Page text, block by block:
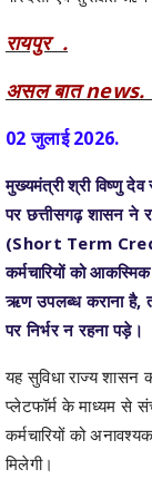
पर छत्तीसगढ़ शासन ने
(Short Term Credit)
कर्मचारियों को
ऋण उपलब्ध कराना है,
पर निर्भर न रहना पड़े।
यह सुविधा राज्य
प्लेटफॉर्म के माध्यम से
कर्मचारियों को
मिलेगी।
मुख्यमंत्री श्री विष्णु